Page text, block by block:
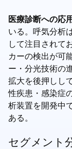
医療診断への応
いる。呼気分析
して注目されて
カーの検出が可
ー・分光技術の
拡大を後押しし
性疾患・感染症
析装置を開発中
ある。
セグメント